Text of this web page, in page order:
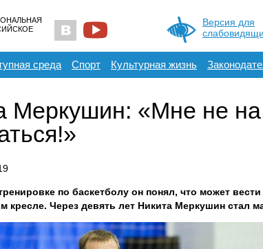
Версия для
среда Спорт Культурная жизнь
Меркушин: «Мне не на
по баскетболу он понял, что может
кресле. Через девять лет Никита Меркушин стал